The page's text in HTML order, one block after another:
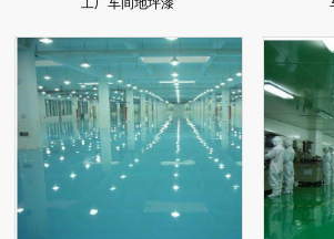
工厂车间地坪漆